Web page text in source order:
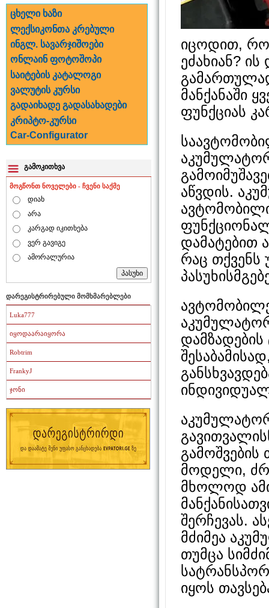
ცხელი ხაზი
ლექსიკონთა კრებული
ინგლ. სავარჯიშოები
ონლაინ ფოტოშოპი
საიტების კატალოგი
ვალუტის კურსი
გადაიხადე გადასახადები
კრიპტო-კურსი
Car-Configurator
გამოკითხვა
მოგწონთ ნოველები - ჩვენი საქმე
დიახ
არა
კარგად იკითხება
ვერ გავიგე
ამორალურია
დარეგისტრირებული მომხმარებლები
Luka777
იყოდაარაიყორა
Robtrim
FrankyJ
ჯონი
იცოდით,
ეძახიან?
მანქანაში
ფუნქციას
აწვდის.
დამატებით
რაც
გამოშვების
მოდელი,
მხოლოდ
შერჩევას.
მძიმეა
თუმცა
იყოს